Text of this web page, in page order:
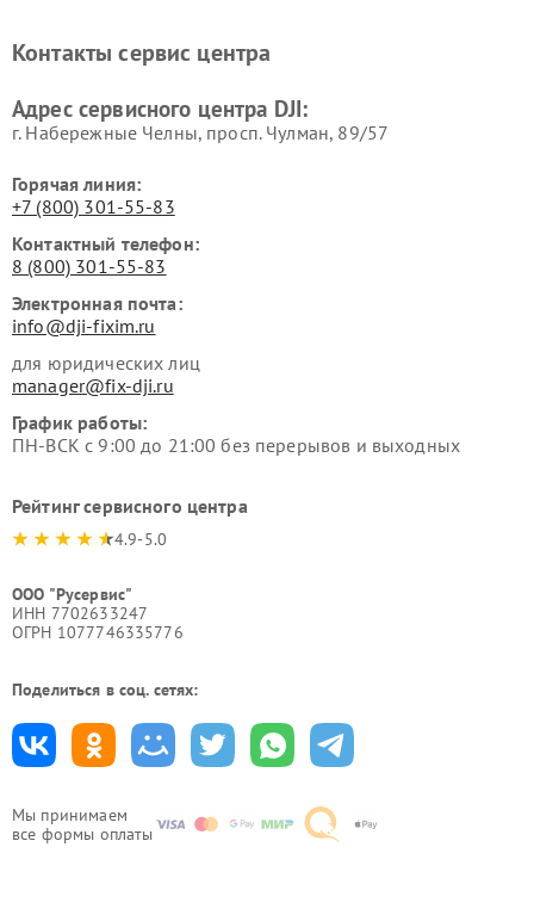
Мы принимаем
все формы оплаты
Контакты сервис центра
Адрес сервисного центра DJI:
г. Набережные Челны, просп. Чулман, 89/57
Горячая линия:
+7 (800) 301-55-83
Контактный телефон:
8 (800) 301-55-83
Электронная почта:
info@dji-fixim.ru
для юридических лиц
manager@fix-dji.ru
График работы:
ПН-ВСК с 9:00 до 21:00 без перерывов и выходных
Рейтинг сервисного центра
4.9-5.0
ООО "Русервис"
ИНН 7702633247
ОГРН 1077746335776
Поделиться в соц. сетях: